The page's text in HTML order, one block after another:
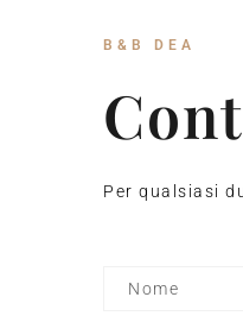
B&B DEA
Per qualsiasi